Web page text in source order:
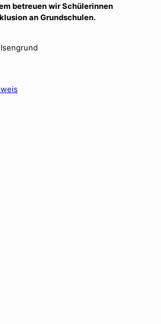
betreuen wir Schülerinnen
an Grundschulen.